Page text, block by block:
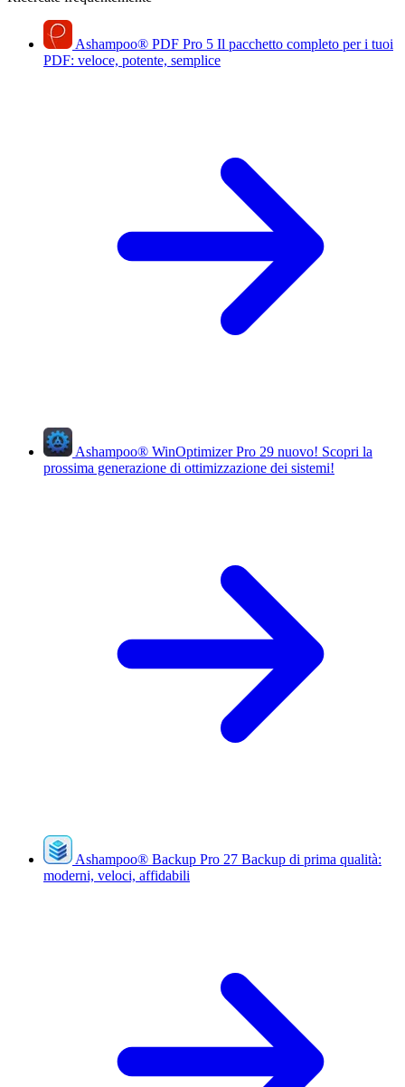
Ashampoo® PDF Pro 5 Il pacchetto completo per i tuoi
PDF: veloce, potente, semplice
Ashampoo® WinOptimizer Pro 29 nuovo! Scopri la
prossima generazione di ottimizzazione dei sistemi!
Ashampoo® Backup Pro 27 Backup di prima qualità:
moderni, veloci, affidabili